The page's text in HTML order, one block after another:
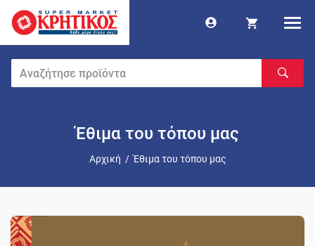
Έθιμα του τόπου μας
Αρχική / Έθιμα του τόπου μας